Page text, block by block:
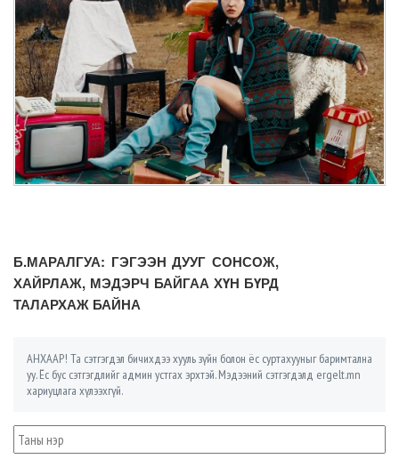
Б.МАРАЛГУА: ГЭГЭЭН ДУУГ СОНСОЖ,
ХАЙРЛАЖ, МЭДЭРЧ БАЙГАА ХҮН БҮРД
ТАЛАРХАЖ БАЙНА
АНХААР! Та сэтгэгдэл бичихдээ хууль зүйн болон ёс суртахууныг баримтална
уу. Ёс бус сэтгэгдлийг админ устгах эрхтэй. Мэдээний сэтгэгдэлд ergelt.mn
хариуцлага хүлээхгүй.